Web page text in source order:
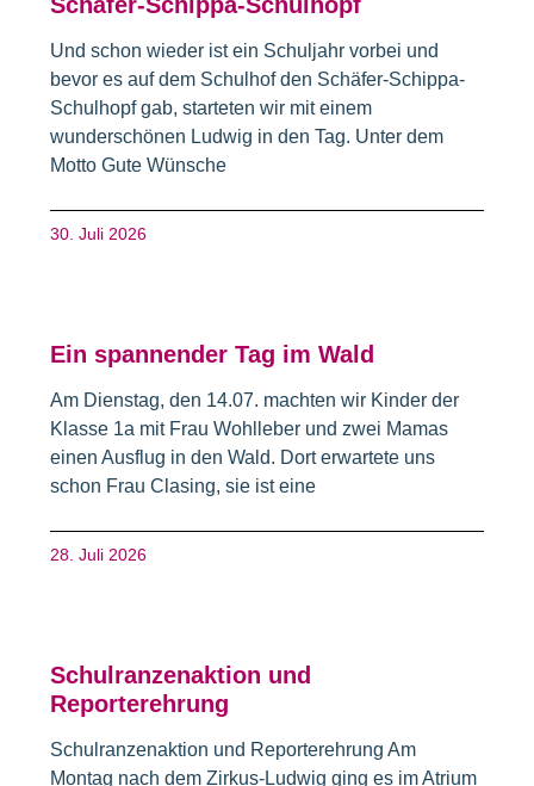
Und schon wieder ist ein Schuljahr vorbei und
bevor es auf dem Schulhof den Schäfer-Schippa-
Schulhopf gab, starteten wir mit einem
wunderschönen Ludwig in den Tag. Unter dem
Motto Gute Wünsche
30. Juli 2026
Ein spannender Tag im Wald
Am Dienstag, den 14.07. machten wir Kinder der
Klasse 1a mit Frau Wohlleber und zwei Mamas
einen Ausflug in den Wald. Dort erwartete uns
schon Frau Clasing, sie ist eine
28. Juli 2026
Schulranzenaktion und
Reporterehrung
Schulranzenaktion und Reporterehrung Am
Montag nach dem Zirkus-Ludwig ging es im Atrium